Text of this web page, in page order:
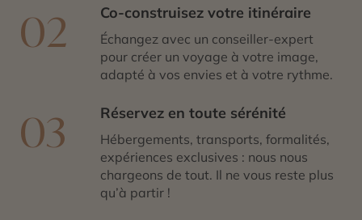
02 Co-construisez votre itinéraire
Échangez avec un conseiller-expert
pour créer un voyage à votre image,
adapté à vos envies et à votre rythme.
03 Réservez en toute sérénité
Hébergements, transports, formalités,
expériences exclusives : nous nous
chargeons de tout. Il ne vous reste plus
qu’à partir !